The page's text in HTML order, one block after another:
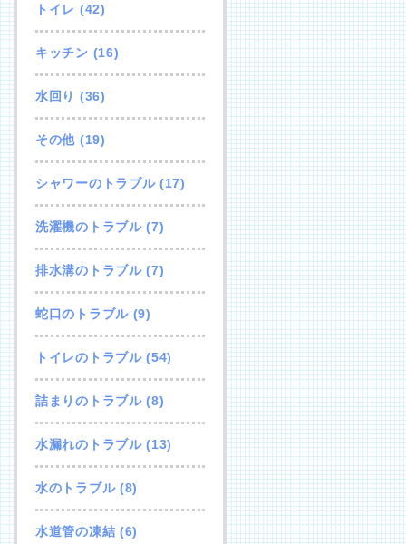
トイレ (42)
キッチン (16)
水回り (36)
その他 (19)
シャワーのトラブル(17)
洗濯機のトラブル(7)
排水溝のトラブル(7)
蛇口のトラブル(9)
トイレのトラブル(54)
詰まりのトラブル(8)
水漏れのトラブル(13)
水のトラブル(8)
水道管の凍結 (6)